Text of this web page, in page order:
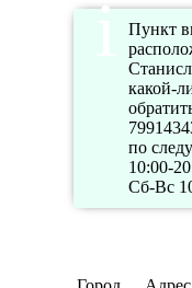
Пункт
какой-
по
10:00-
Сб-Вс